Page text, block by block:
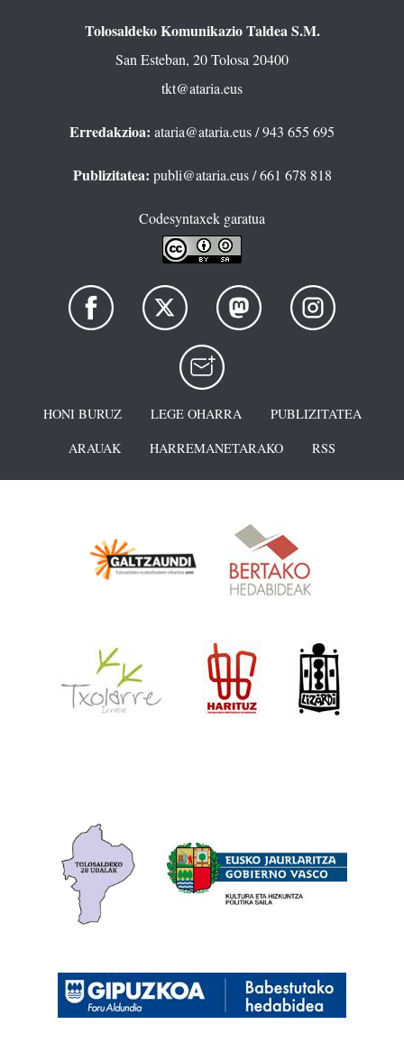
Tolosaldeko Komunikazio Taldea S.M.
San Esteban, 20 Tolosa 20400
tkt@ataria.eus
Erredakzioa: ataria@ataria.eus/ 943 655 695
Publizitatea: publi@ataria.eus/ 661 678 818
Codesyntaxek garatua
HONI BURUZ LEGE OHARRA
PUBLIZITATEA
ARAUAK
HARREMANETARAKO RSS